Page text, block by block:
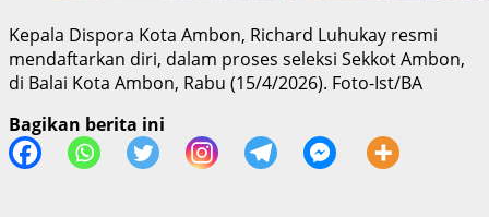
Kepala Dispora Kota Ambon, Richard Luhukay resmi
mendaftarkan diri, dalam proses seleksi Sekkot Ambon,
di Balai Kota Ambon, Rabu (15/4/2026). Foto-Ist/BA
Bagikan berita ini